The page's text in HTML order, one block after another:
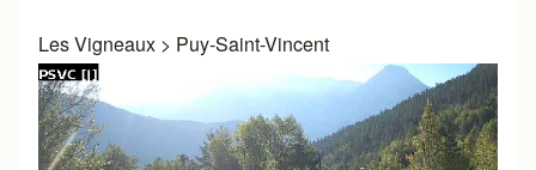
Les Vigneaux > Puy-Saint-Vincent